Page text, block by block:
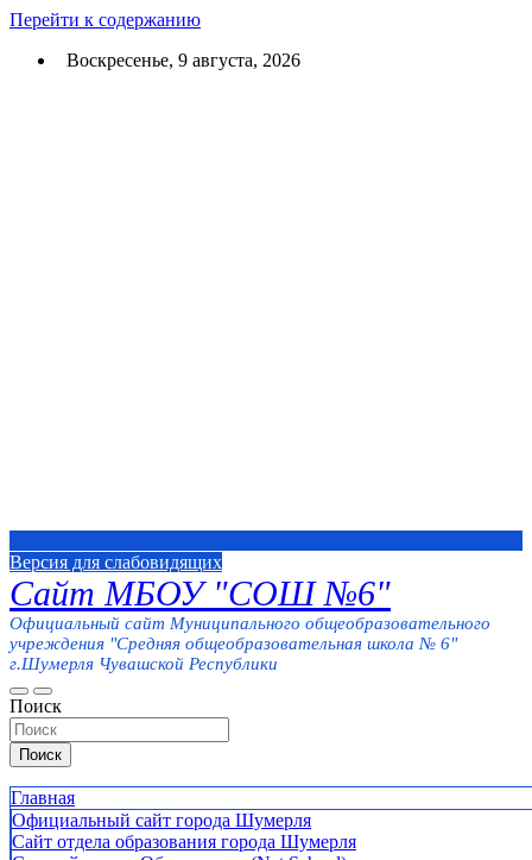
Перейти к содержанию
Воскресенье, 9 августа, 2026
Версия для слабовидящих
Сайт МБОУ "СОШ №6"
Официальный сайт Муниципального общеобразовательного
учреждения "Средняя общеобразовательная школа № 6"
г.Шумерля Чувашской Республики
Поиск
Поиск
Главная
Официальный сайт города Шумерля
Сайт отдела образования города Шумерля